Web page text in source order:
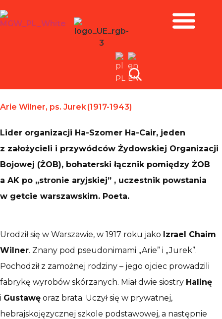
PL EN
Arie Wilner, ps. Jurek (1917-1943)
Lider organizacji Ha-Szomer Ha-Cair, jeden
z założycieli i przywódców Żydowskiej Organizacji
Bojowej (ŻOB), bohaterski łącznik pomiędzy ŻOB
a AK po „stronie aryjskiej” , uczestnik powstania
w getcie warszawskim. Poeta.
Urodził się w Warszawie, w 1917 roku jako Izrael Chaim
Wilner. Znany pod pseudonimami „Arie” i „Jurek”.
Pochodził z zamożnej rodziny – jego ojciec prowadzili
fabrykę wyrobów skórzanych. Miał dwie siostry Halinę
i Gustawę oraz brata. Uczył się w prywatnej,
hebrajskojęzycznej szkole podstawowej, a następnie